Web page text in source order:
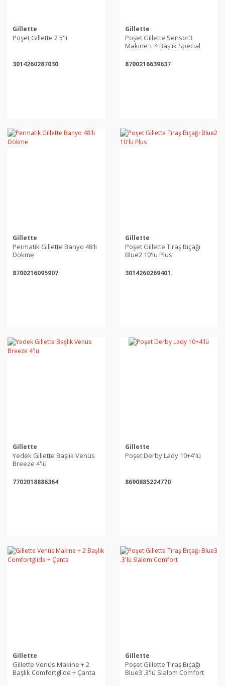
Gillette
Poşet Gillette 2 5'li
3014260287030
Gillette
Poşet Gillette Sensor3
Makine + 4 Başlık Special
8700216639637
Gillette
Permatik Gillette Banyo 48'li
Dökme
8700216095907
Gillette
Poşet Gillette Tıraş Bıçağı
Blue2 10'lu Plus
3014260269401.
Gillette
Yedek Gillette Başlık Venüs
Breeze 4'lü
7702018886364
Gillette
Poşet Derby Lady 10+4'lü
8690885224770
Gillette
Gillette Venüs Makine + 2
Başlık Comfortglide + Çanta
Gillette
Poşet Gillette Tıraş Bıçağı
Blue3 .3'lü Slalom Comfort